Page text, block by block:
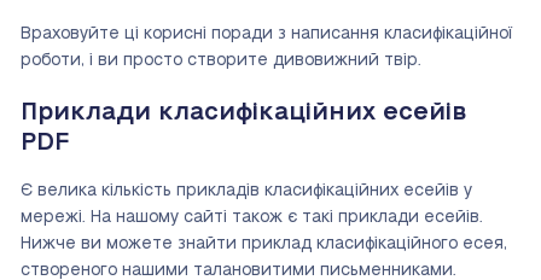
Враховуйте ці корисні поради з написання класифікаційної
роботи, і ви просто створите дивовижний твір.
Приклади класифікаційних есейів
PDF
Є велика кількість прикладів класифікаційних есейів у
мережі. На нашому сайті також є такі приклади есейів.
Нижче ви можете знайти приклад класифікаційного есея,
створеного нашими талановитими письменниками.